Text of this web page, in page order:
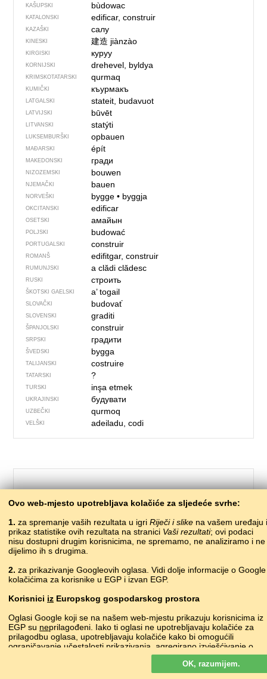
KAŠUPSKI bùdowac
KATALONSKI edificar, construir
KAZAŠKI салу
KINESKI 建造 jiànzào
KIRGISKI куруу
KORNIJSKI drehevel, byldya
KRIMSKOTATARSKI qurmaq
KUMIČKI къурмакъ
LATGALSKI stateit, budavuot
LATVIJSKI būvēt
LITVANSKI statýti
LUKSEMBURŠKI opbauen
MAĐARSKI épít
MAKEDONSKI гради
NIZOZEMSKI bouwen
NJEMAČKI bauen
NORVEŠKI bygge• byggja
OKCITANSKI edificar
OSETSKI амайын
POLJSKI budować
PORTUGALSKI construir
ROMANŠ edifitgar, construir
RUMUNJSKI a clădiclădesc
RUSKI строить
ŠKOTSKI GAELSKI a’ togail
SLOVAČKI budovať
SLOVENSKI graditi
ŠPANJOLSKI construir
SRPSKI градити
ŠVEDSKI bygga
TALIJANSKI costruire
TATARSKI ?
TURSKI inşa etmek
UKRAJINSKI будувати
UZBEČKI qurmoq
VELŠKI adeiladu, codi
46 – zgrada
APHASKI ахыбра
AVARSKI мина
AZERSKI bina
BASKIJSKI eraikin
Ovo web-mjesto upotrebljava kolačiće za sljedeće svrhe:
1. za spremanje vaših rezultata u igri Riječi i slike na vašem uređaju i
prikaz statistike ovih rezultata na stranici Vaši rezultati; ovi podaci
nisu dostupni drugim korisnicima, ne spremamo, ne analiziramo i ne
dijelimo ih s drugima.
2. za prikazivanje Googleovih oglasa. Vidi dolje informacije o Google
kolačićima za korisnike u EGP i izvan EGP.
Korisnici iz Europskog gospodarskog prostora
Oglasi Google koji se na našem web-mjestu prikazuju korisnicima iz
EGP su neprilagođeni. Iako ti oglasi ne upotrebljavaju kolačiće za
prilagodbu oglasa, upotrebljavaju kolačiće kako bi omogućili
ograničavanje učestalosti prikazivanja, agregirano izvješćivanje o
oglasima i za borbu protiv prevara i zloupotrebe.
OK, razumijem.